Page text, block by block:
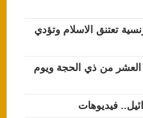
تعتنق الاسلام وتؤدي
من ذي الحجة ويوم
فيديوهات